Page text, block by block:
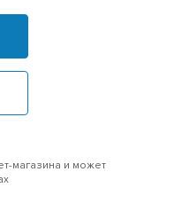
магазина и может